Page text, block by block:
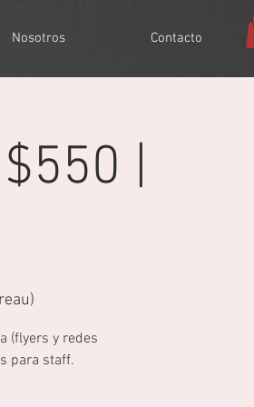
Nosotros Contacto
|
(flyers y redes
para staff.